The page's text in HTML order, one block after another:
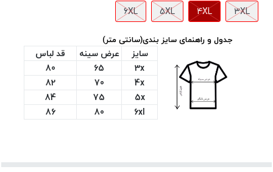
3XL
4XL
5XL
6XL
جدول و راهنمای سایز بندی(سانتی متر)
سایز عرض سینه
قد لباس
3x
65
80
4x
70
82
5x
75
84
6xl
80
86